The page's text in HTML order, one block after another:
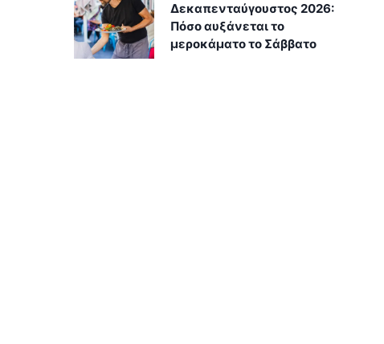
Δεκαπενταύγουστος 2026:
Πόσο αυξάνεται το
μεροκάματο το Σάββατο